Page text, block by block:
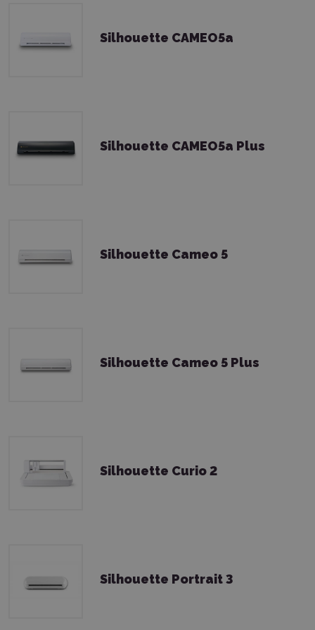
Silhouette CAMEO5a
Silhouette CAMEO5a Plus
Silhouette Cameo 5
Silhouette Cameo 5 Plus
Silhouette Curio 2
Silhouette Portrait 3